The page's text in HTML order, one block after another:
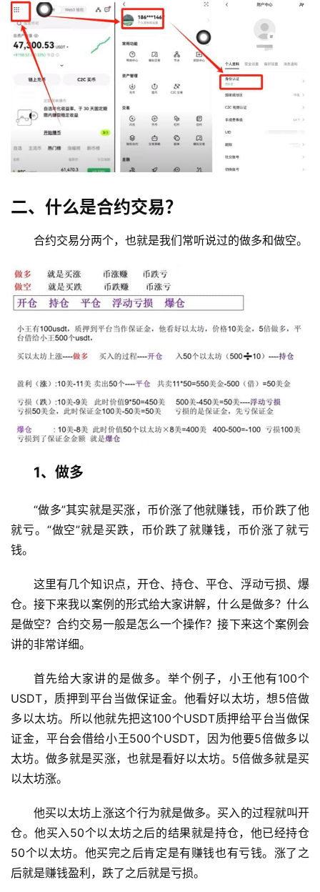
二、什么是合约交易？
合约交易分两个，也就是我们常听说过的做多和做空。
1、做多
“做多”其实就是买涨，币价涨了他就赚钱，币价跌了他
就亏。“做空”就是买跌，币价跌了就赚钱，币价涨了就亏
钱。
这里有几个知识点，开仓、持仓、平仓、浮动亏损、爆
仓。接下来我以案例的形式给大家讲解，什么是做多？什么
是做空？合约交易一般是怎么一个操作？接下来这个案例会
讲的非常详细。
首先给大家讲的是做多。举个例子，小王他有100个
USDT，质押到平台当做保证金。他看好以太坊，想5倍做
多以太坊。所以他就先把这100个USDT质押给平台当做保
证金，平台会借给小王500个USDT，因为他要5倍做多以
太坊。做多就是买涨，也就是看好以太坊。5倍做多就是买
以太坊涨。
他买以太坊上涨这个行为就是做多。买入的过程就叫开
仓。他买入50个以太坊之后的结果就是持仓，他已经持仓
50个以太坊。他买完之后肯定是有赚钱也有亏钱。涨了之
后就是赚钱盈利，跌了之后就是亏损。